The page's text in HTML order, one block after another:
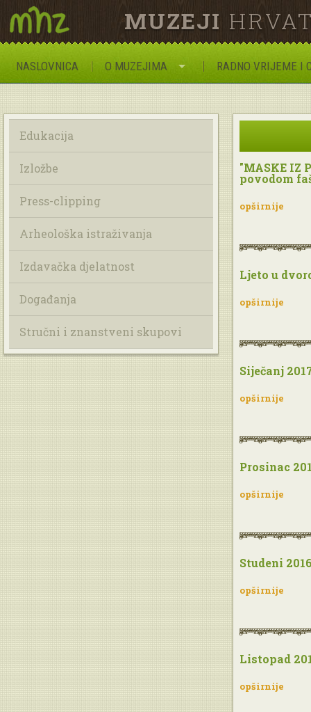
MUZEJI
NASLOVNICA O MUZEJIMA RADNO VRIJEME I
Edukacija
Izložbe
Press-clipping
Arheološka istraživanja
Izdavačka djelatnost
Događanja
Stručni i znanstveni skupovi
"MASKE IZ
povodom
opširnije
Ljeto u
opširnije
Siječanj
opširnije
Prosinac
opširnije
Studeni
opširnije
Listopad
opširnije